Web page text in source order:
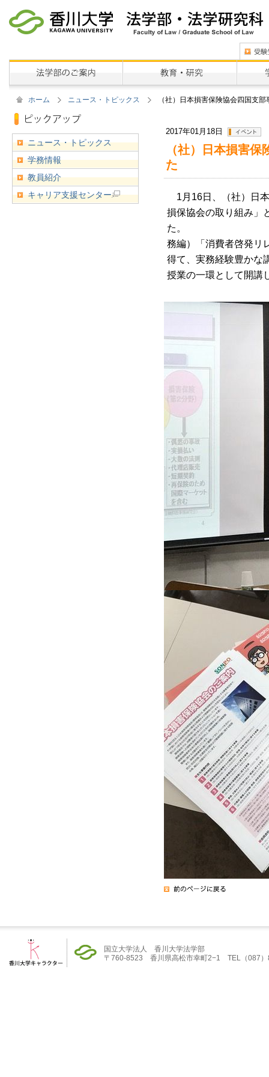
ホーム ニュース・トピックス （社）日本損害保険協会四国支
2017年01月18日
（社）日本損害
た
1月16日、（社）日
損保協会の取り組み」
た。
務編）「消費者啓発リ
得て、実務経験豊かな
授業の一環として開講
ニュース・トピックス
学務情報
教員紹介
キャリア支援センター
国立大学法人 香川大学法学部
〒760-8523 香川県高松市幸町2−1 TEL（087）